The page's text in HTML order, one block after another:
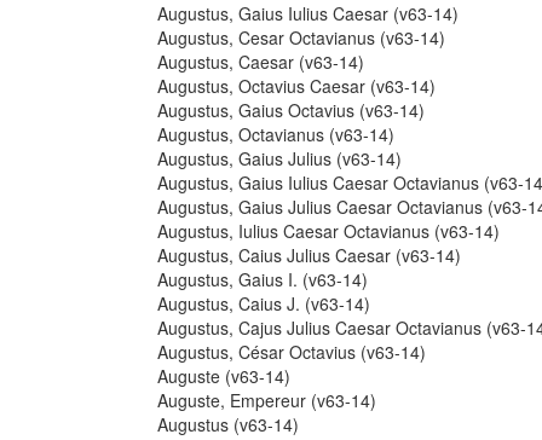
Augustus, Gaius Iulius Caesar (v63-14)
Augustus, Cesar Octavianus (v63-14)
Augustus, Caesar (v63-14)
Augustus, Octavius Caesar (v63-14)
Augustus, Gaius Octavius (v63-14)
Augustus, Octavianus (v63-14)
Augustus, Gaius Julius (v63-14)
Augustus, Gaius Iulius Caesar Octavianus (v63-
Augustus, Gaius Julius Caesar Octavianus (v63-
Augustus, Iulius Caesar Octavianus (v63-14)
Augustus, Caius Julius Caesar (v63-14)
Augustus, Gaius I. (v63-14)
Augustus, Caius J. (v63-14)
Augustus, Cajus Julius Caesar Octavianus (v63-
Augustus, César Octavius (v63-14)
Auguste (v63-14)
Auguste, Empereur (v63-14)
Augustus (v63-14)